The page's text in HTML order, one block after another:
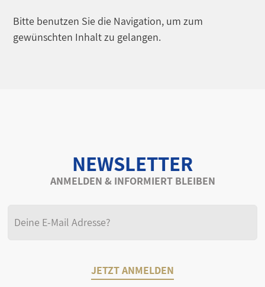
Bitte benutzen Sie die Navigation, um zum
gewünschten Inhalt zu gelangen.
NEWSLETTER
ANMELDEN & INFORMIERT BLEIBEN
JETZT ANMELDEN